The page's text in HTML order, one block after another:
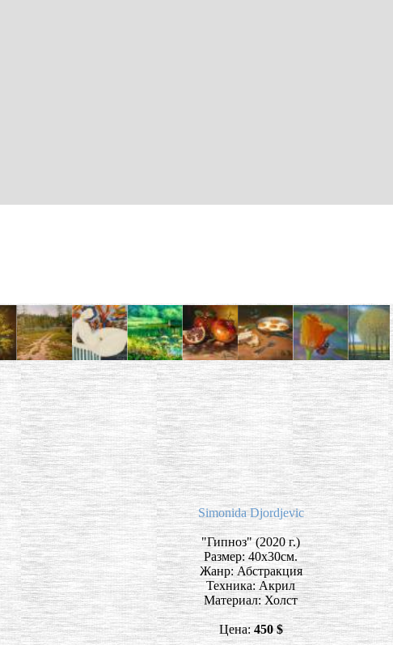
Simonida Djordjevic
"Гипноз" (2020 г.)
Размер: 40х30см.
Жанр: Абстракция
Техника: Акрил
Материал: Холст
Цена: 450 $